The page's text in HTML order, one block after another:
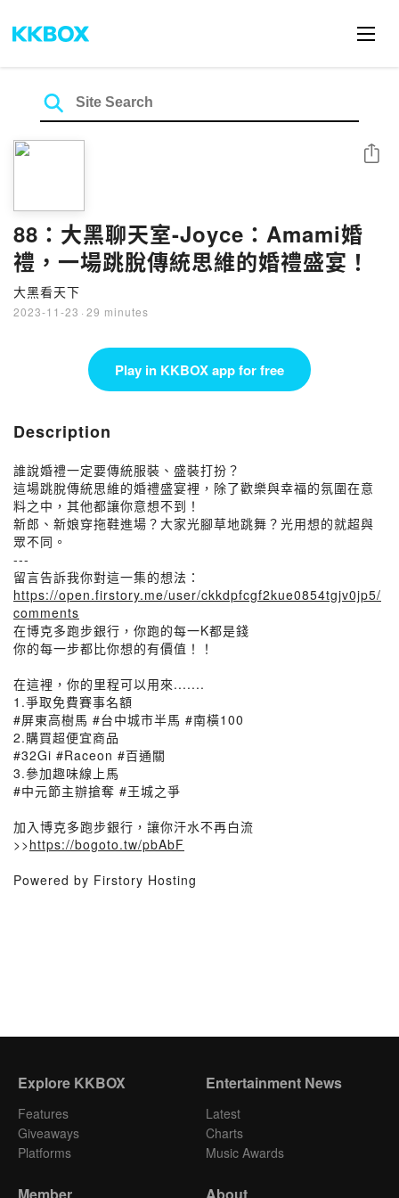
88：大黑聊天室-Joyce：Amami婚
禮，一場跳脫傳統思維的婚禮盛宴！
大黑看天下
2023-11-23 · 29 minutes
Share
Play in KKBOX app for free
Description
誰說婚禮一定要傳統服裝、盛裝打扮？
這場跳脫傳統思維的婚禮盛宴裡，除了歡樂與幸福的氛圍在意
料之中，其他都讓你意想不到！
新郎、新娘穿拖鞋進場？大家光腳草地跳舞？光用想的就超與
眾不同。
---
留言告訴我你對這一集的想法：
https://open.firstory.me/user/ckkdpfcgf2kue0854tgjv0jp5/
comments
在博克多跑步銀行，你跑的每一K都是錢
你的每一步都比你想的有價值！！
在這裡，你的里程可以用來.......
1.爭取免費賽事名額
#屏東高樹馬 #台中城市半馬 #南橫100
2.購買超便宜商品
#32Gi #Raceon #百通關
3.參加趣味線上馬
#中元節主辦搶奪 #王城之爭
加入博克多跑步銀行，讓你汗水不再白流
>>https://bogoto.tw/pbAbF
Powered by Firstory Hosting
Explore KKBOX
Features
Giveaways
Platforms
Entertainment News
Latest
Charts
Music Awards